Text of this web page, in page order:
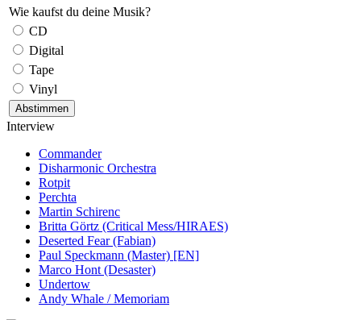
Wie kaufst du deine Musik?
CD
Digital
Tape
Vinyl
Interview
Commander
Disharmonic Orchestra
Rotpit
Perchta
Martin Schirenc
Britta Görtz (Critical Mess/HIRAES)
Deserted Fear (Fabian)
Paul Speckmann (Master) [EN]
Marco Hont (Desaster)
Undertow
Andy Whale / Memoriam